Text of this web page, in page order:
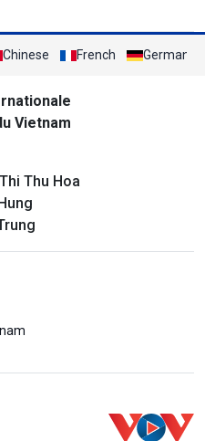
Chinese French German
Vietnam
Thu Hoa